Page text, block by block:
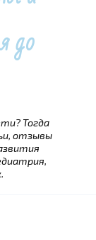
до
Тогда
отзывы